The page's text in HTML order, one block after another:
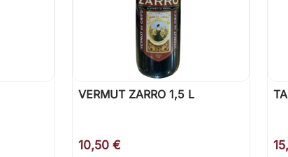
 Vista rápida
VERMUT ZARRO 1,5 L
10,50 €